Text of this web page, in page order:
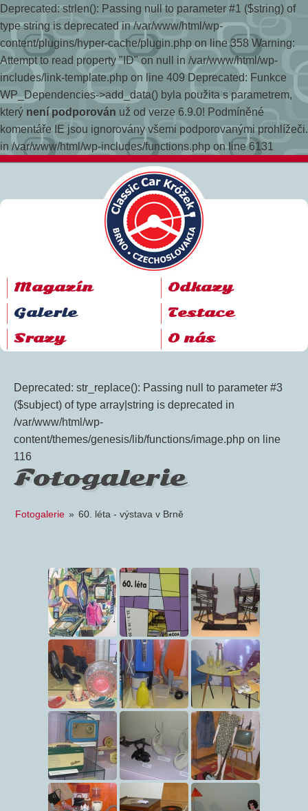
Deprecated: strlen(): Passing null to parameter #1 ($string) of
type string is deprecated in /var/www/html/wp-
content/plugins/hyper-cache/plugin.php on line 358 Warning:
Attempt to read property "ID" on null in /var/www/html/wp-
includes/link-template.php on line 409 Deprecated: Funkce
WP_Dependencies->add_data() byla použita s parametrem,
který není podporován už od verze 6.9.0! Podmíněné
komentáře IE jsou ignorovány všemi podporovanými prohlížeči.
in /var/www/html/wp-includes/functions.php on line 6131
Magazín
Galerie
Srazy
Odkazy
Testace
O nás
Deprecated: str_replace(): Passing null to parameter #3
($subject) of type array|string is deprecated in
/var/www/html/wp-
content/themes/genesis/lib/functions/image.php on line
116
Fotogalerie
Fotogalerie » 60. léta - výstava v Brně